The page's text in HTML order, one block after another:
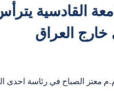
القادسية
العراق
معتز الصباح في رئاسة احدى